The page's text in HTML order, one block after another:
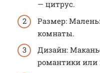
— цитрус.
Размер:
комнаты.
Дизайн:
романтики или